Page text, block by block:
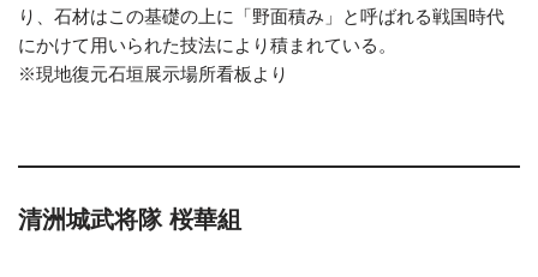
り、石材はこの基礎の上に「野面積み」と呼ばれる戦国時代
にかけて用いられた技法により積まれている。
※現地復元石垣展示場所看板より
清洲城武将隊 桜華組